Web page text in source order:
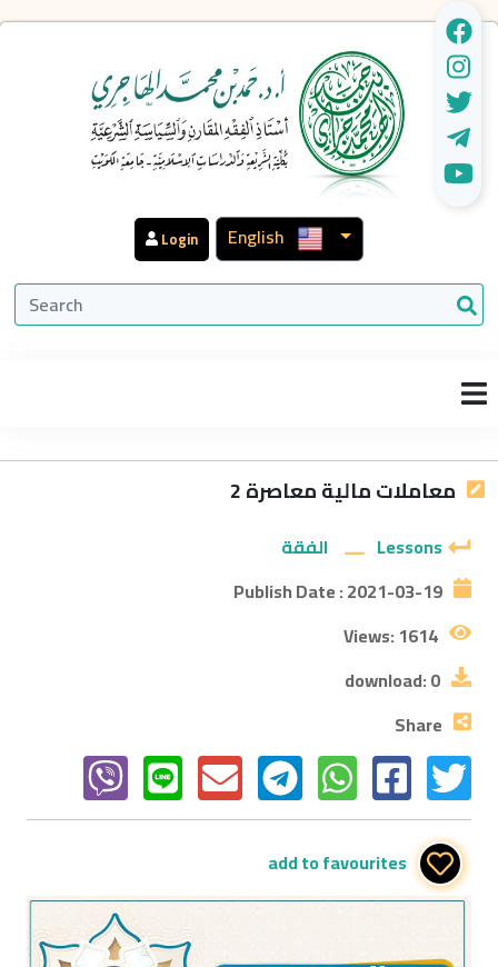
Login English
معاملات مالية معاصرة 2
Lessons
الفقة
Publish Date :2021-03-19
Views:1614
download:0
Share
add to favourites